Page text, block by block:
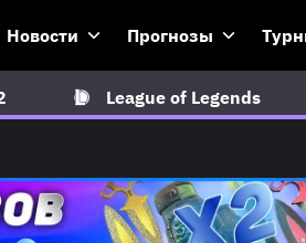
Новости Прогнозы
League of Legends